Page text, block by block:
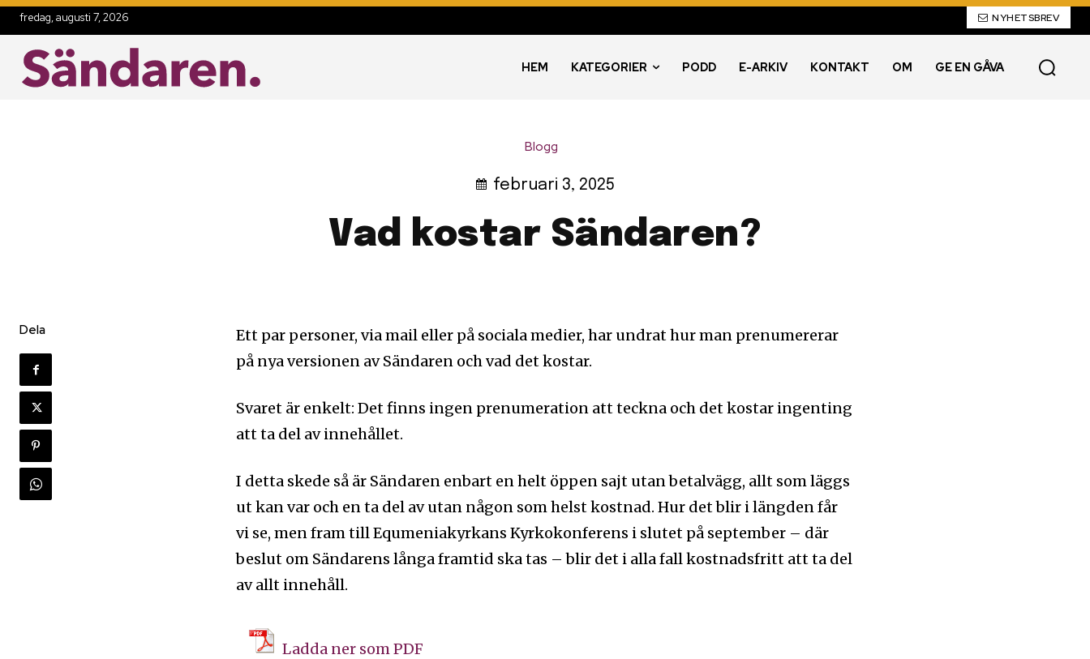
fredag, augusti 7, 2026 NYHETSBREV
HEM KATEGORIER PODD E-ARKIV KONTAKT OM GE EN GÅVA
Blogg
februari 3, 2025
Vad kostar Sändaren?
Dela
Ett par personer, via mail eller på sociala medier, har undrat hur man prenumererar
på nya versionen av Sändaren och vad det kostar.
Svaret är enkelt: Det finns ingen prenumeration att teckna och det kostar ingenting
att ta del av innehållet.
I detta skede så är Sändaren enbart en helt öppen sajt utan betalvägg, allt som läggs
ut kan var och en ta del av utan någon som helst kostnad. Hur det blir i längden får
vi se, men fram till Equmeniakyrkans Kyrkokonferens i slutet på september – där
beslut om Sändarens långa framtid ska tas – blir det i alla fall kostnadsfritt att ta del
av allt innehåll.
Ladda ner som PDF